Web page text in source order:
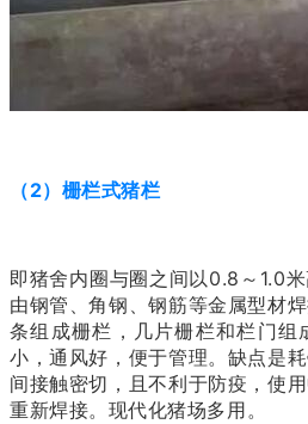
（2）栅栏式猪栏
即猪舍内圈与圈之间以0.8～1.0
由钢管、角钢、钢筋等金属型材
条组成栅栏，几片栅栏和栏门组
小，通风好，便于管理。缺点是
间接触密切，且不利于防疫，使
重新焊接。现代化猪场多用。